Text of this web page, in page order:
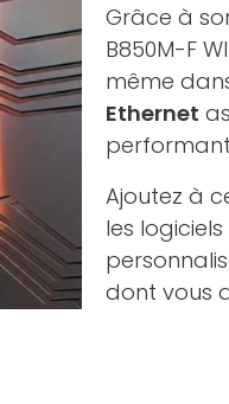
Grâce à
B850M-F
même
Ethernet
Ajoutez à
les logiciels
dont vous